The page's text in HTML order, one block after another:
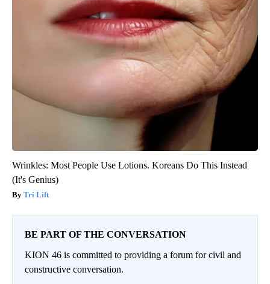
Wrinkles: Most People Use Lotions. Koreans Do This Instead
(It's Genius)
Tri Lift
BE PART OF THE CONVERSATION
KION 46 is committed to providing a forum for civil and
constructive conversation.